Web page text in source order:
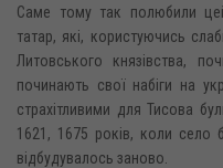
Саме тому так полюбили
татар, які, користуючись
Литовського князівства,
починають свої набіги на
страхітливими для Тисова
1621, 1675 років, коли село
відбудувалось заново.